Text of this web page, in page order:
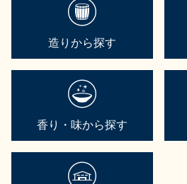
造りから探す
香り・味から探す